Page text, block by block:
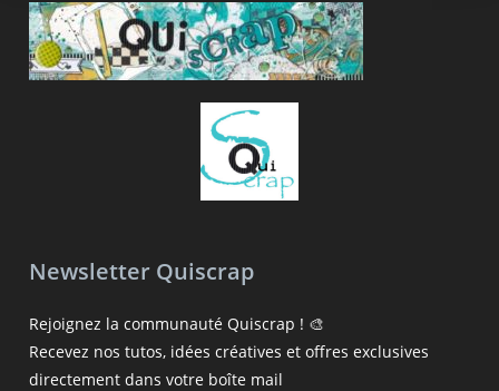
Newsletter Quiscrap
Rejoignez la communauté Quiscrap ! 🎨
Recevez nos tutos, idées créatives et offres exclusives
directement dans votre boîte mail